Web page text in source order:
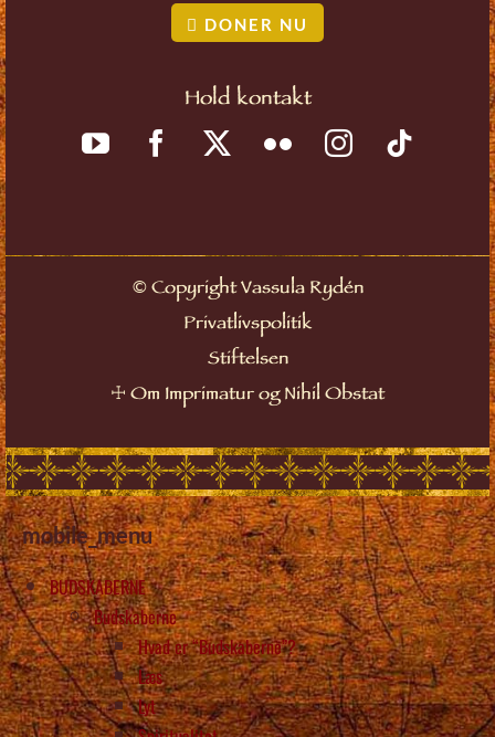
DONER NU
Hold kontakt
©Copyright Vassula Rydén
Privatlivspolitik
Stiftelsen
☩ Om Imprimatur og Nihil Obstat
mobile_menu
BUDSKABERNE
Budskaberne
Hvad er “Budskaberne”?
Læs
Lyt